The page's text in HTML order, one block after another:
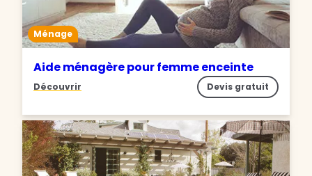
Ménage
Aide ménagère pour femme enceinte
Découvrir Devis gratuit